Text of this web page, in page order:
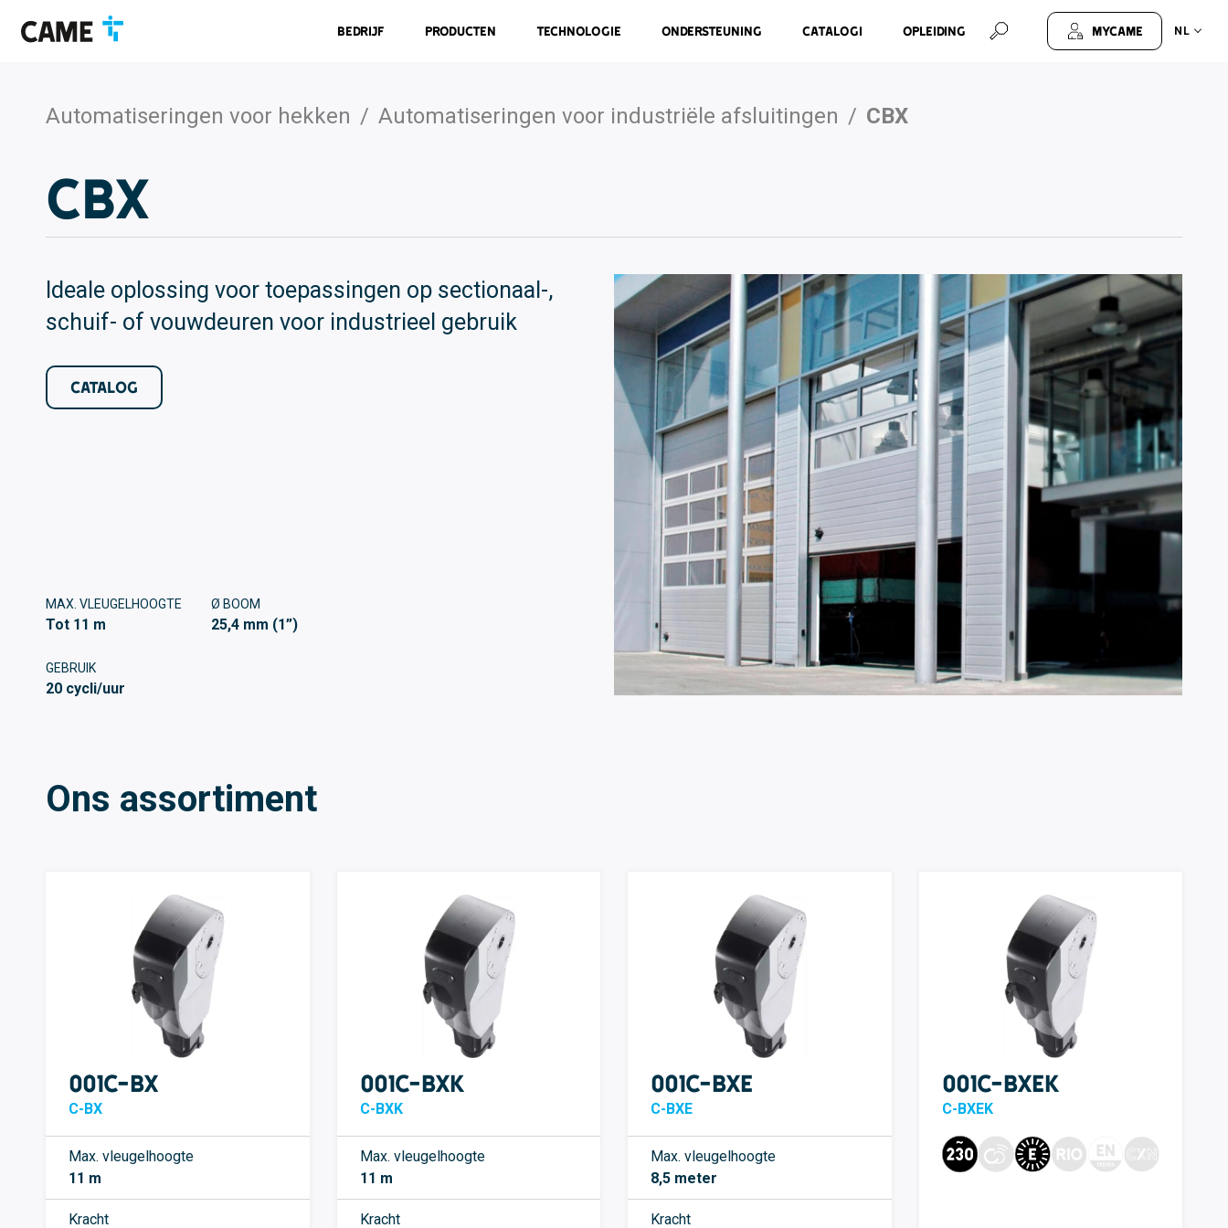
naar
navigatiebalk
naar
inhoud
naar
voettekst
Bedrijf Producten Technologie Ondersteuning Catalogi Opleiding MyCAME NL
Automatiseringen voor hekken / Automatiseringen voor industriële afsluitingen / CBX
CBX
Ideale oplossing voor toepassingen op sectionaal-,
schuif- of vouwdeuren voor industrieel gebruik
CATALOG
MAX. VLEUGELHOOGTE
Tot 11 m
Ø BOOM
25,4 mm (1”)
GEBRUIK
20 cycli/uur
Ons assortiment
001C-BX
C-BX
Max. vleugelhoogte
11 m
Kracht
001C-BXK
C-BXK
Max. vleugelhoogte
11 m
Kracht
001C-BXE
C-BXE
Max. vleugelhoogte
8,5 meter
Kracht
001C-BXEK
C-BXEK